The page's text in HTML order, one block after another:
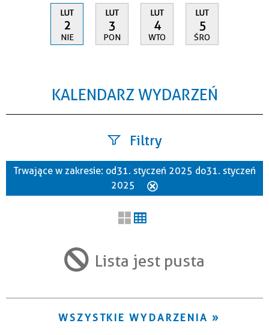
LUT
2
NIE
LUT
3
PON
LUT
4
WTO
LUT
5
ŚRO
KALENDARZ WYDARZEŃ
Filtry
Szukana fraza
Trwające w zakresie
Trwające w zakresie: od 31. styczeń 2025 do 31. styczeń
2025
Lista jest pusta
WSZYSTKIE WYDARZENIA